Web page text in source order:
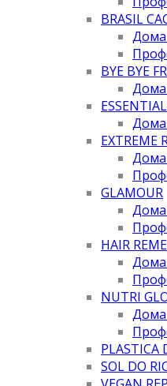
BRASIL
BYE BYE
EXTREME
GLAMOUR
HAIR
NUTRI
PLASTICA
SOL DO